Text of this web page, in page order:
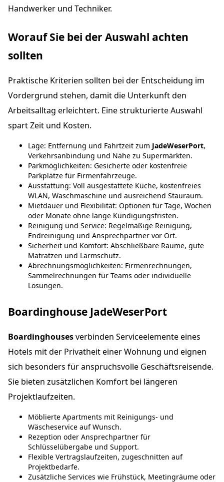
Handwerker und Techniker.
Worauf Sie bei der Auswahl achten
sollten
Praktische Kriterien sollten bei der Entscheidung im
Vordergrund stehen, damit die Unterkunft den
Arbeitsalltag erleichtert. Eine strukturierte Auswahl
spart Zeit und Kosten.
Lage: Entfernung und Fahrtzeit zum JadeWeserPort,
Verkehrsanbindung und Nähe zu Supermärkten.
Parkmöglichkeiten: Gesicherte oder kostenfreie
Parkplätze für Firmenfahrzeuge.
Ausstattung: Voll ausgestattete Küche, kostenfreies
WLAN, Waschmaschine und ausreichend Stauraum.
Mietdauer und Flexibilität: Optionen für Tage, Wochen
oder Monate ohne lange Kündigungsfristen.
Reinigung und Service: Regelmäßige Reinigung,
Endreinigung und Ansprechpartner vor Ort.
Sicherheit und Komfort: Abschließbare Räume, gute
Matratzen und Lärmschutz.
Abrechnungsmöglichkeiten: Firmenrechnungen,
Sammelrechnungen für Teams oder individuelle
Lösungen.
Boardinghouse JadeWeserPort
Boardinghousesverbinden Serviceelemente eines
Hotels mit der Privatheit einer Wohnung und eignen
sich besonders für anspruchsvolle Geschäftsreisende.
Sie bieten zusätzlichen Komfort bei längeren
Projektlaufzeiten.
Möblierte Apartments mit Reinigungs- und
Wäscheservice auf Wunsch.
Rezeption oder Ansprechpartner für
Schlüsselübergabe und Support.
Flexible Vertragslaufzeiten, zugeschnitten auf
Projektbedarfe.
Zusätzliche Services wie Frühstück, Meetingräume oder